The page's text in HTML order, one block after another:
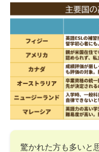
驚かれた方も多いと